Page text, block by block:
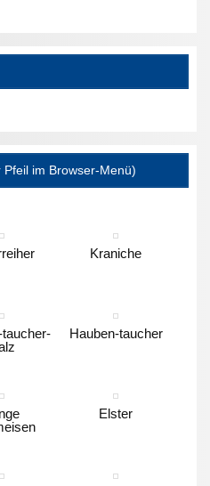
im Browser-Menü)
Kraniche
Hauben-taucher
Elster